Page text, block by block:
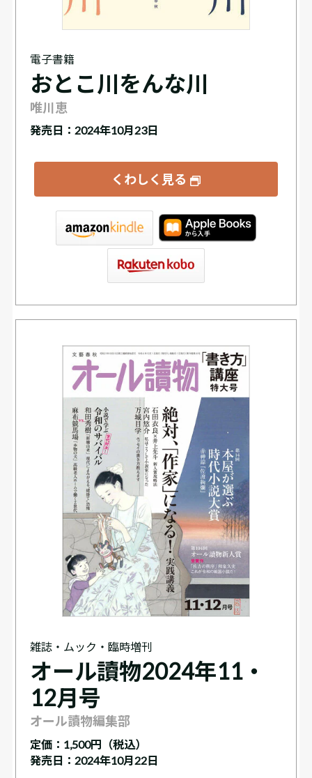
電子書籍
おとこ川をんな川
唯川恵
発売日：2024年10月23日
くわしく見る
雑誌・ムック・臨時増刊
オール讀物2024年11・
12月号
オール讀物編集部
定価： 1,500円（税込）
発売日：2024年10月22日